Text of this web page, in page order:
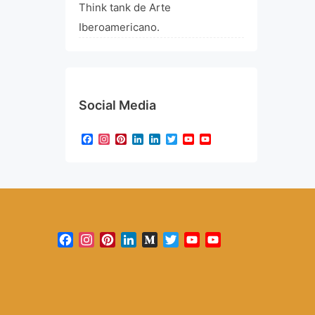
Think tank de Arte
Iberoamericano.
Social Media
Facebook
Instagram
Pinterest
LinkedIn
LinkedIn
TwitterYouTube
Facebook
Instagram
PinterestLinkedInMediumTwitterYouTube